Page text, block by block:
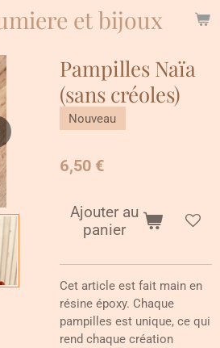
et bijoux
Pampilles Naïa
(sans créoles)
Nouveau
6,50 €
Ajouter au
panier
Cet article est fait main en
résine époxy. Chaque
pampilles est unique, ce qui
rend chaque création